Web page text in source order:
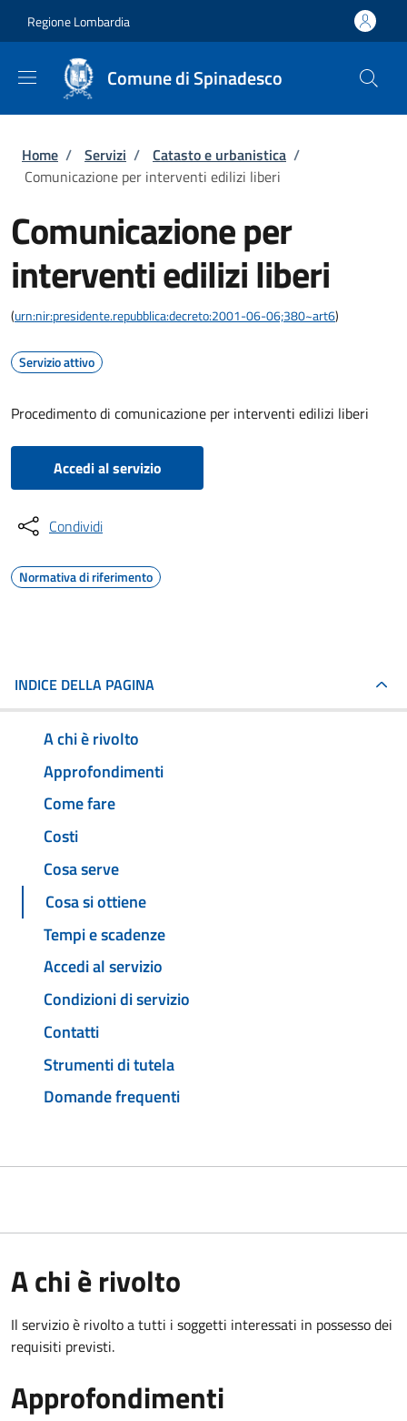
Regione Lombardia
Comune di Spinadesco
Briciole di pane
Home / Servizi / Catasto e urbanistica /
Comunicazione per interventi edilizi liberi
Comunicazione per
interventi edilizi liberi
(urn:nir:presidente.repubblica:decreto:2001-06-06;380~art6)
Servizio attivo
Procedimento di comunicazione per interventi edilizi liberi
Accedi al servizio
Condividi
Normativa di riferimento
INDICE DELLA PAGINA
A chi è rivolto
Approfondimenti
Come fare
Costi
Cosa serve
Cosa si ottiene
Tempi e scadenze
Accedi al servizio
Condizioni di servizio
Contatti
Strumenti di tutela
Domande frequenti
A chi è rivolto
Il servizio è rivolto a tutti i soggetti interessati in possesso dei
requisiti previsti.
Approfondimenti